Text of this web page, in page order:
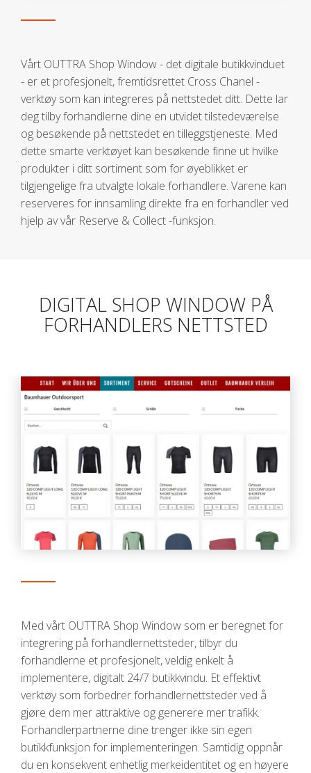
Vårt OUTTRA Shop Window - det digitale butikkvinduet
- er et profesjonelt, fremtidsrettet Cross Chanel -
verktøy som kan integreres på nettstedet ditt. Dette lar
deg tilby forhandlerne dine en utvidet tilstedeværelse
og besøkende på nettstedet en tilleggstjeneste. Med
dette smarte verktøyet kan besøkende finne ut hvilke
produkter i ditt sortiment som for øyeblikket er
tilgjengelige fra utvalgte lokale forhandlere. Varene kan
reserveres for innsamling direkte fra en forhandler ved
hjelp av vår Reserve & Collect -funksjon.
DIGITAL SHOP WINDOW PÅ
FORHANDLERS NETTSTED
Med vårt OUTTRA Shop Window som er beregnet for
integrering på forhandlernettsteder, tilbyr du
forhandlerne et profesjonelt, veldig enkelt å
implementere, digitalt 24/7 butikkvindu. Et effektivt
verktøy som forbedrer forhandlernettsteder ved å
gjøre dem mer attraktive og generere mer trafikk.
Forhandlerpartnerne dine trenger ikke sin egen
butikkfunksjon for implementeringen. Samtidig oppnår
du en konsekvent enhetlig merkeidentitet og en høyere